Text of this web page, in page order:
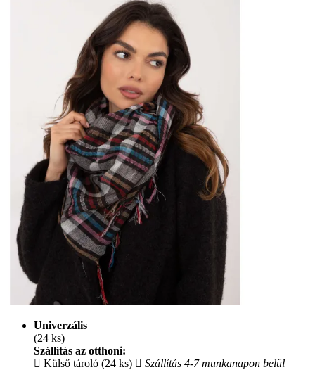
Univerzális
(24 ks)
Szállítás az otthoni:
Külső tároló (24 ks)
Szállítás 4-7 munkanapon belül